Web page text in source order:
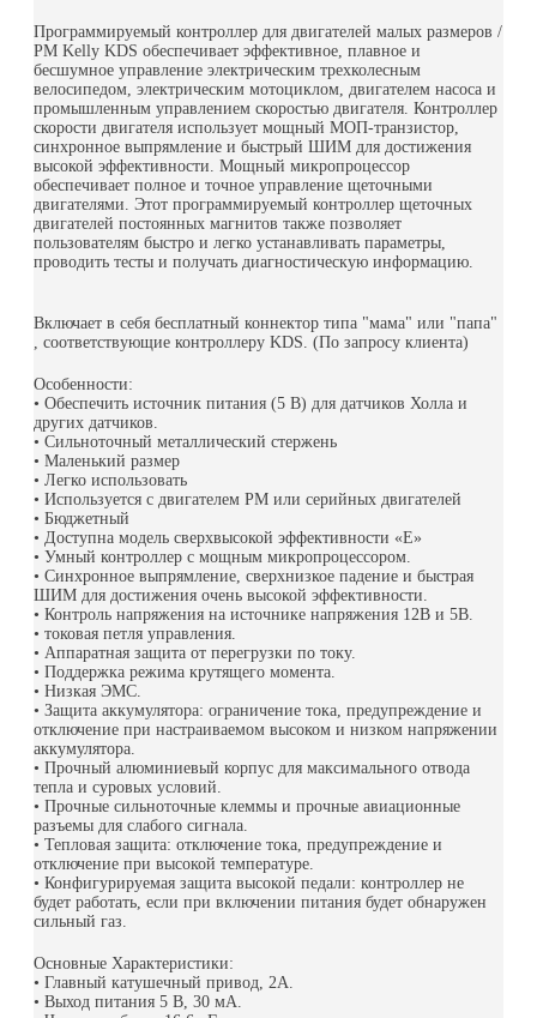
Программируемый контроллер для двигателей малых размеров /
PM Kelly KDS обеспечивает эффективное, плавное и
бесшумное управление электрическим трехколесным
велосипедом, электрическим мотоциклом, двигателем насоса и
промышленным управлением скоростью двигателя. Контроллер
скорости двигателя использует мощный МОП-транзистор,
синхронное выпрямление и быстрый ШИМ для достижения
высокой эффективности. Мощный микропроцессор
обеспечивает полное и точное управление щеточными
двигателями. Этот программируемый контроллер щеточных
двигателей постоянных магнитов также позволяет
пользователям быстро и легко устанавливать параметры,
проводить тесты и получать диагностическую информацию.
Включает в себя бесплатный коннектор типа "мама" или "папа"
, соответствующие контроллеру KDS. (По запросу клиента)
Особенности:
• Обеспечить источник питания (5 В) для датчиков Холла и
других датчиков.
• Сильноточный металлический стержень
• Маленький размер
• Легко использовать
• Используется с двигателем PM или серийных двигателей
• Бюджетный
• Доступна модель сверхвысокой эффективности «E»
• Умный контроллер с мощным микропроцессором.
• Синхронное выпрямление, сверхнизкое падение и быстрая
ШИМ для достижения очень высокой эффективности.
• Контроль напряжения на источнике напряжения 12В и 5В.
• токовая петля управления.
• Аппаратная защита от перегрузки по току.
• Поддержка режима крутящего момента.
• Низкая ЭМС.
• Защита аккумулятора: ограничение тока, предупреждение и
отключение при настраиваемом высоком и низком напряжении
аккумулятора.
• Прочный алюминиевый корпус для максимального отвода
тепла и суровых условий.
• Прочные сильноточные клеммы и прочные авиационные
разъемы для слабого сигнала.
• Тепловая защита: отключение тока, предупреждение и
отключение при высокой температуре.
• Конфигурируемая защита высокой педали: контроллер не
будет работать, если при включении питания будет обнаружен
сильный газ.
Основные Характеристики:
• Главный катушечный привод, 2А.
• Выход питания 5 В, 30 мА.